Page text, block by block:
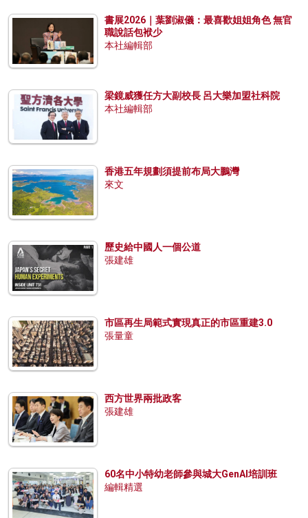
書展2026｜葉劉淑儀：最喜歡姐姐角色 無官
職說話包袱少
本社編輯部
梁鏡威獲任方大副校長 呂大樂加盟社科院
本社編輯部
香港五年規劃須提前布局大鵬灣
來文
歷史給中國人一個公道
張建雄
市區再生局範式實現真正的市區重建3.0
張量童
西方世界兩批政客
張建雄
60名中小特幼老師參與城大GenAI培訓班
編輯精選